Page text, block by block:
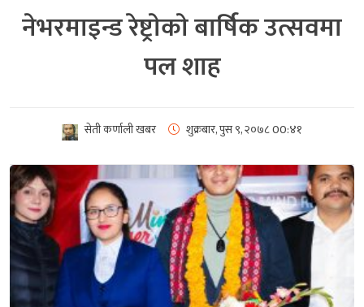
नेभरमाइन्ड रेष्ट्राेकाे बार्षिक उत्सवमा
पल शाह
सेती कर्णाली खबर शुक्रबार, पुस ९, २०७८00:४१